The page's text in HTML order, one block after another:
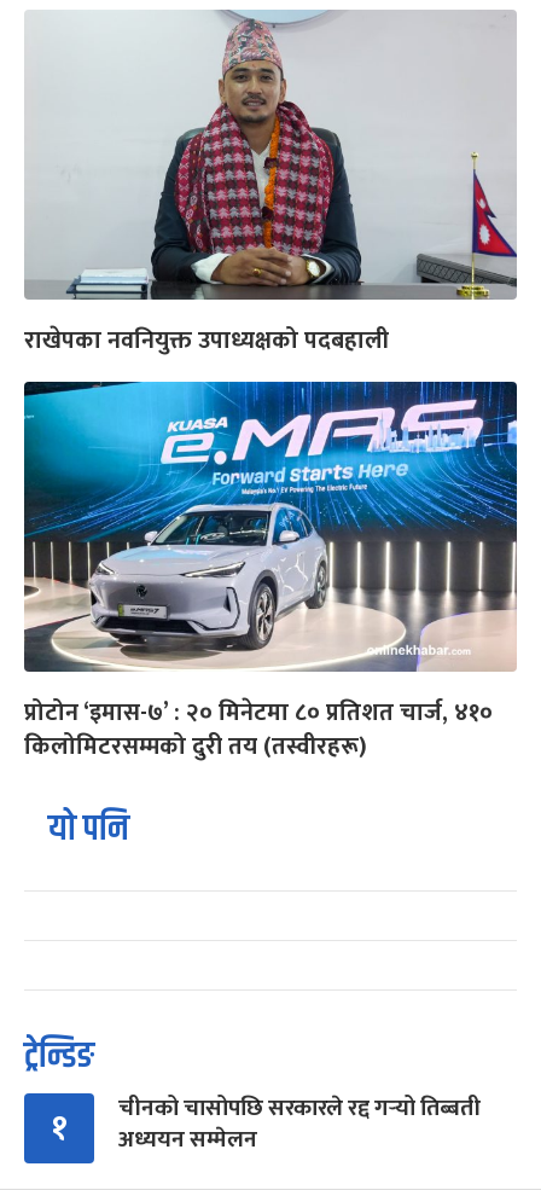
राखेपका नवनियुक्त उपाध्यक्षको पदबहाली
प्रोटोन ‘इमास-७’ : २० मिनेटमा ८० प्रतिशत चार्ज, ४१०
किलोमिटरसम्मको दुरी तय (तस्वीरहरू)
यो पनि
ट्रेन्डिङ
१
चीनको चासोपछि सरकारले रद्द गर्‍यो तिब्बती
अध्ययन सम्मेलन